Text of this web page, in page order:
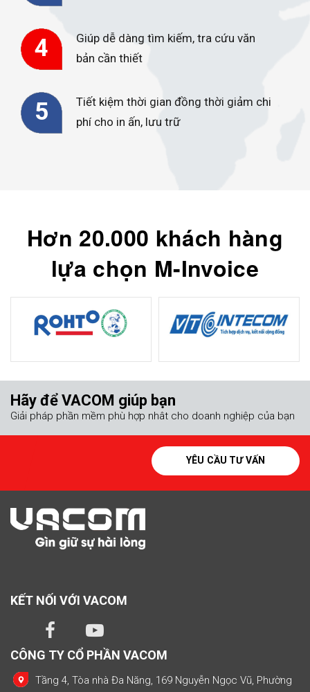
4
Giúp dễ dàng tìm kiếm, tra cứu văn
bản cần thiết
5
Tiết kiệm thời gian đồng thời giảm chi
phí cho in ấn, lưu trữ
Hơn 20.000 khách hàng
lựa chọn M-Invoice
Hãy để VACOM giúp bạn
Giải pháp phần mềm phù hợp nhât cho doanh nghiệp của bạn
YÊU CẦU TƯ VẤN
KẾT NỐI VỚI VACOM
CÔNG TY CỔ PHẦN VACOM
Tầng 4, Tòa nhà Đa Năng, 169 Nguyễn Ngọc Vũ, Phường